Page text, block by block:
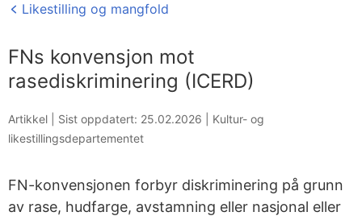
Likestilling og mangfold
FNs konvensjon mot
rasediskriminering (ICERD)
Artikkel | Sist oppdatert: 25.02.2026
Kultur- og
likestillingsdepartementet
FN-konvensjonen forbyr diskriminering på grunn
av rase, hudfarge, avstamning eller nasjonal eller